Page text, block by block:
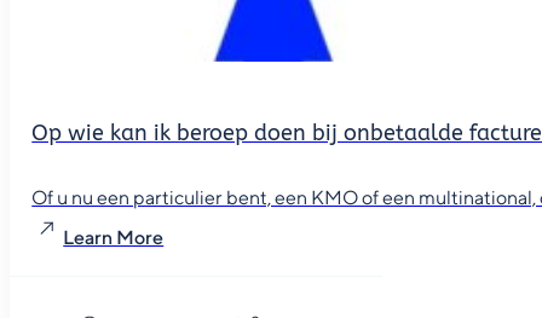
Op wie kan ik beroep doen bij onbetaalde
Of u nu een particulier bent, een KMO of een
Learn More